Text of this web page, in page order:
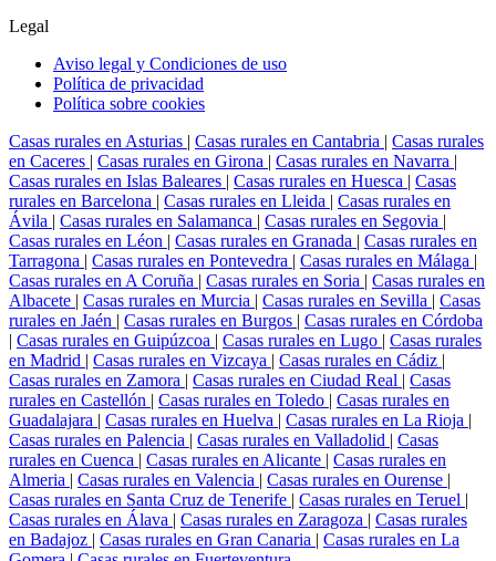
Legal
Aviso legal y Condiciones de uso
Política de privacidad
Política sobre cookies
Casas rurales en Asturias | Casas rurales en Cantabria | Casas rurales
en Caceres | Casas rurales en Girona | Casas rurales en Navarra |
Casas rurales en Islas Baleares | Casas rurales en Huesca | Casas
rurales en Barcelona | Casas rurales en Lleida | Casas rurales en
Ávila | Casas rurales en Salamanca | Casas rurales en Segovia |
Casas rurales en Léon | Casas rurales en Granada | Casas rurales en
Tarragona | Casas rurales en Pontevedra | Casas rurales en Málaga |
Casas rurales en A Coruña | Casas rurales en Soria | Casas rurales en
Albacete | Casas rurales en Murcia | Casas rurales en Sevilla | Casas
rurales en Jaén | Casas rurales en Burgos | Casas rurales en Córdoba
| Casas rurales en Guipúzcoa | Casas rurales en Lugo | Casas rurales
en Madrid | Casas rurales en Vizcaya | Casas rurales en Cádiz |
Casas rurales en Zamora | Casas rurales en Ciudad Real | Casas
rurales en Castellón | Casas rurales en Toledo | Casas rurales en
Guadalajara | Casas rurales en Huelva | Casas rurales en La Rioja |
Casas rurales en Palencia | Casas rurales en Valladolid | Casas
rurales en Cuenca | Casas rurales en Alicante | Casas rurales en
Almeria | Casas rurales en Valencia | Casas rurales en Ourense |
Casas rurales en Santa Cruz de Tenerife | Casas rurales en Teruel |
Casas rurales en Álava | Casas rurales en Zaragoza | Casas rurales
en Badajoz | Casas rurales en Gran Canaria | Casas rurales en La